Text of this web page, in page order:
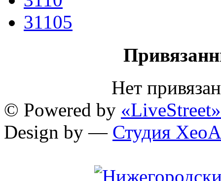
31105
Нет
© Powered by «LiveStreet»
Design by — Студия